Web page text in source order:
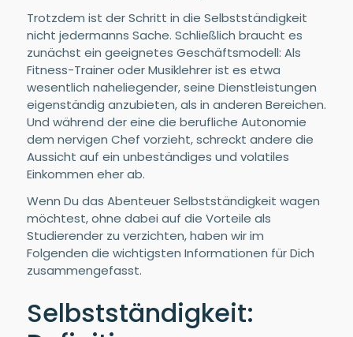
Trotzdem ist der Schritt in die Selbstständigkeit
nicht jedermanns Sache. Schließlich braucht es
zunächst ein geeignetes Geschäftsmodell: Als
Fitness-Trainer oder Musiklehrer ist es etwa
wesentlich naheliegender, seine Dienstleistungen
eigenständig anzubieten, als in anderen Bereichen.
Und während der eine die berufliche Autonomie
dem nervigen Chef vorzieht, schreckt andere die
Aussicht auf ein unbeständiges und volatiles
Einkommen eher ab.
Wenn Du das Abenteuer Selbstständigkeit wagen
möchtest, ohne dabei auf die Vorteile als
Studierender zu verzichten, haben wir im
Folgenden die wichtigsten Informationen für Dich
zusammengefasst.
Selbstständigkeit: